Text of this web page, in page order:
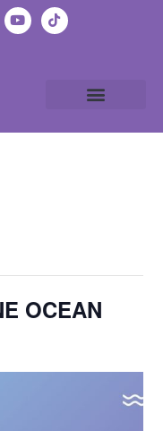
OCEAN